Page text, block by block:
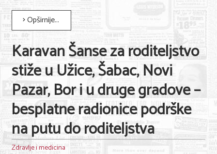
Opširnije...
Karavan Šanse za roditeljstvo
stiže u Užice, Šabac, Novi
Pazar, Bor i u druge gradove –
besplatne radionice podrške
na putu do roditeljstva
Zdravlje i medicina